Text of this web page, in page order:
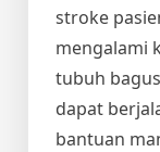
stroke
mengalami
tubuh
dapat
bantuan